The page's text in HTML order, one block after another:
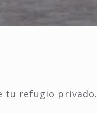
tu refugio privado.